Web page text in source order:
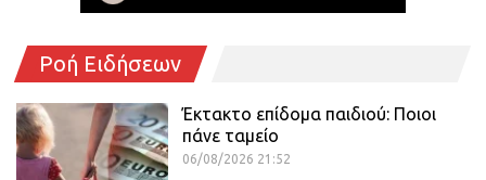
Ροή Ειδήσεων
Έκτακτο επίδομα παιδιού: Ποιοι
πάνε ταμείο
06/08/2026 21:52